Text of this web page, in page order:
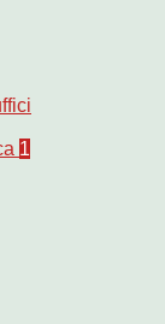
1